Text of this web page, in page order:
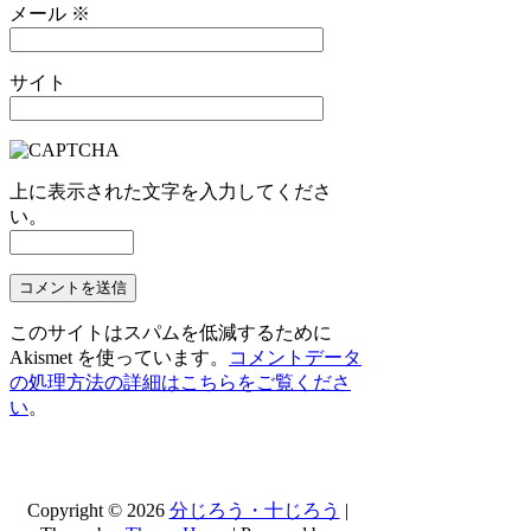
メール ※
サイト
上に表示された文字を入力してくださ
い。
このサイトはスパムを低減するために
Akismet を使っています。
コメントデータ
の処理方法の詳細はこちらをご覧くださ
い。
Copyright © 2026 分じろう・十じろう |